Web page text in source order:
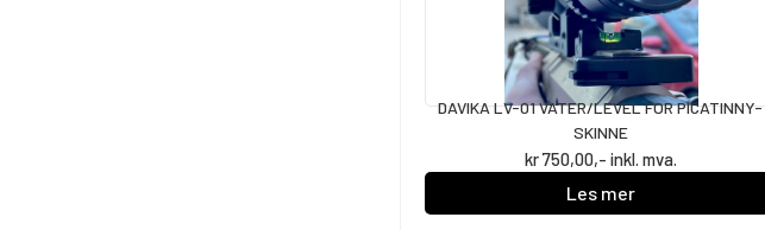
DAVIKA LV-01 VATER/LEVEL FOR PICATINNY-
SKINNE
kr750,00,- inkl. mva.
Les mer